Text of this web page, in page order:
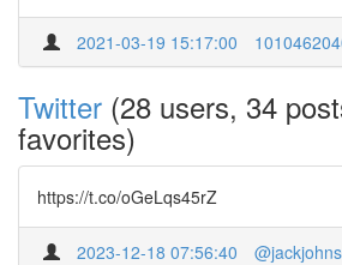
2021-03-19 15:17:00
Twitter (28 users, 34
favorites)
https://t.co/oGeLqs45rZ
2023-12-18 07:56:40